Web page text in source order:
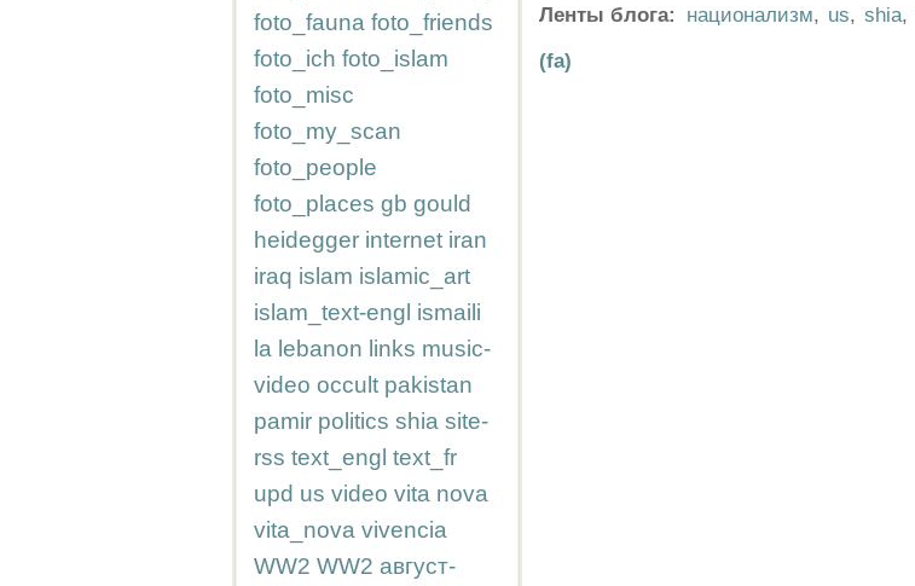
foto_fauna foto_friends
foto_ich foto_islam
foto_misc
foto_my_scan
foto_people
foto_places gb gould
heidegger internet iran
iraq islam islamic_art
islam_text-engl ismaili
la lebanon links music-
video occult pakistan
pamir politics shia site-
rss text_engl text_fr
upd us video vita nova
vita_nova vivencia
WW2 WW2 август-
Ленты блога: национализм, us, shia,
(fa)